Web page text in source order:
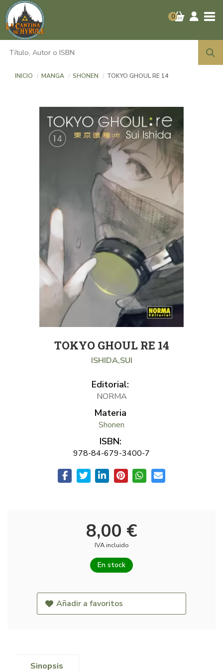
0
INICIO MANGA SHONEN TOKYO GHOUL RE 14
TOKYO GHOUL RE 14
ISHIDA,SUI
Editorial:
NORMA
Materia
Shonen
ISBN:
978-84-679-3400-7
8,00 €
IVA incluido
En stock
Añadir a favoritos
Sinopsis